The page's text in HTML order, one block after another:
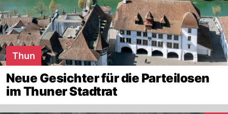
Thun
Neue Gesichter für die Parteilosen
im Thuner Stadtrat